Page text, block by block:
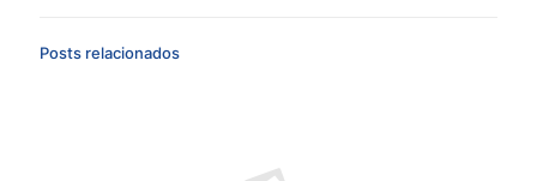
Link
Posts relacionados